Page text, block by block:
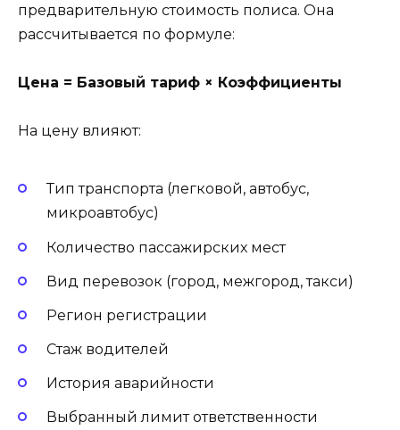
предварительную стоимость полиса. Она
рассчитывается по формуле:
Цена = Базовый тариф × Коэффициенты
На цену влияют:
Тип транспорта (легковой, автобус,
микроавтобус)
Количество пассажирских мест
Вид перевозок (город, межгород, такси)
Регион регистрации
Стаж водителей
История аварийности
Выбранный лимит ответственности